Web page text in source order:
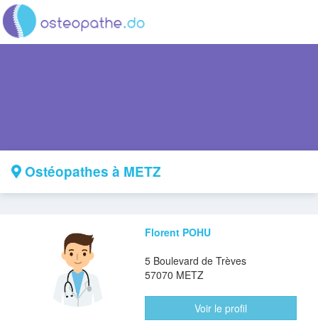
Ostéopathes à METZ
Florent POHU
5 Boulevard de Trèves
57070 METZ
Voir le profil